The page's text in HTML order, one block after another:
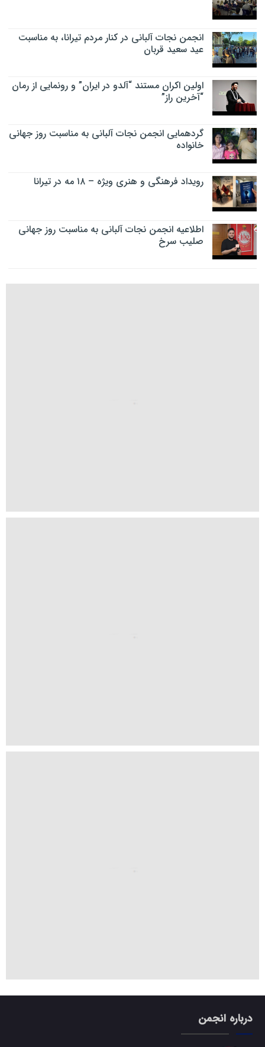
انجمن نجات آلبانی در کنار مردم تیرانا، به مناسبت
عید سعید قربان
اولین اکران مستند “آلدو در ایران” و رونمایی از رمان
“آخرین راز”
گردهمایی انجمن نجات آلبانی به مناسبت روز جهانی
خانواده
رویداد فرهنگی و هنری ویژه – ۱۸ مه در تیرانا
اطلاعیه انجمن نجات آلبانی به مناسبت روز جهانی
صلیب سرخ
درباره انجمن